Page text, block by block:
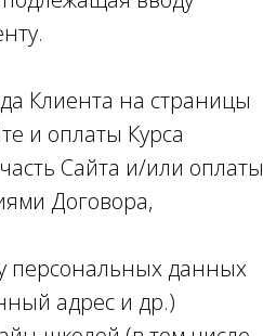
Клиента на страницы
и оплаты Курса
Сайта и/или оплаты
Договора,
персональных данных
адрес и др.)